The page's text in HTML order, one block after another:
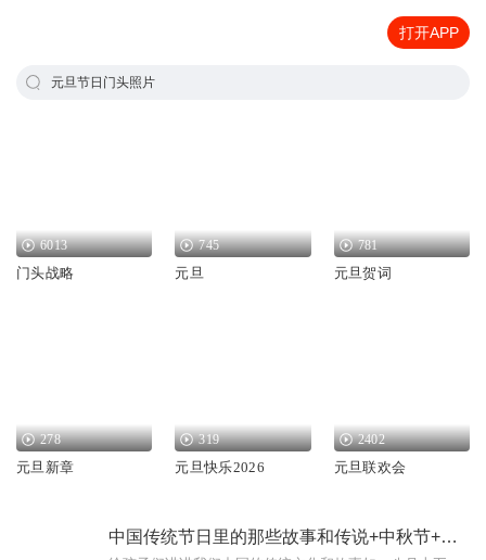
打开APP
元旦节日门头照片
6013
门头战略
745
元旦
781
元旦贺词
278
元旦新章
319
元旦快乐2026
2402
元旦联欢会
中国传统节日里的那些故事和传说+中秋节+元旦春节等